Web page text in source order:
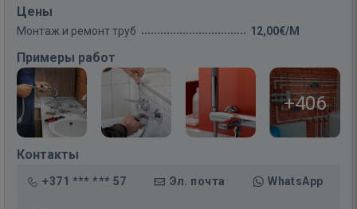
Цены
Монтаж и ремонт труб 12,00€/M
Примеры работ
+406
Контакты
+371 *** *** 57 Эл. почта WhatsApp